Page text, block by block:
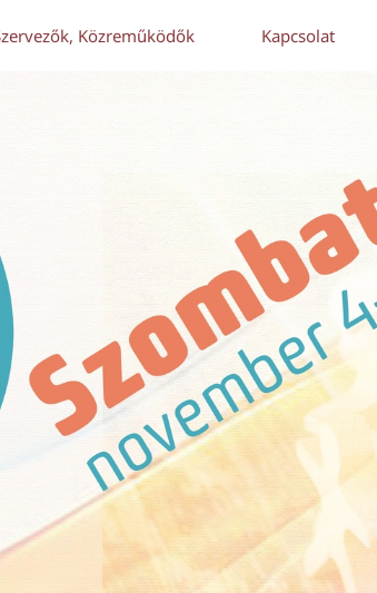
Közreműködők Kapcsolat